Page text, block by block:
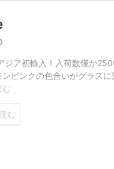
ジア初輸入！入荷数僅か
ンピンクの色合いがグラス
む
Brut
Rose
む